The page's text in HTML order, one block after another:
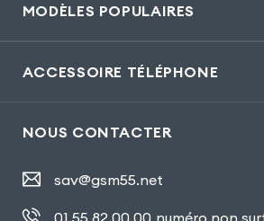
MODÈLES POPULAIRES
ACCESSOIRE TÉLÉPHONE
NOUS CONTACTER
sav@gsm55.net